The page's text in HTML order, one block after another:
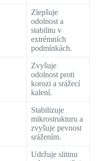
Zlepšuje
odolnost a
stabilitu v
extrémních
podmínkách.
Zvyšuje
odolnost proti
korozi a srážecí
kalení.
Stabilizuje
mikrostrukturu a
zvyšuje pevnost
srážením.
Udržuje slitinu